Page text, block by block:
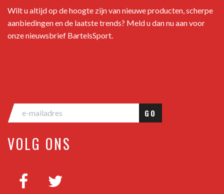
Wilt u altijd op de hoogte zijn van nieuwe producten, scherpe
aanbiedingen en de laatste trends? Meld u dan nu aan voor
onze nieuwsbrief BartelsSport.
GO
VOLG ONS